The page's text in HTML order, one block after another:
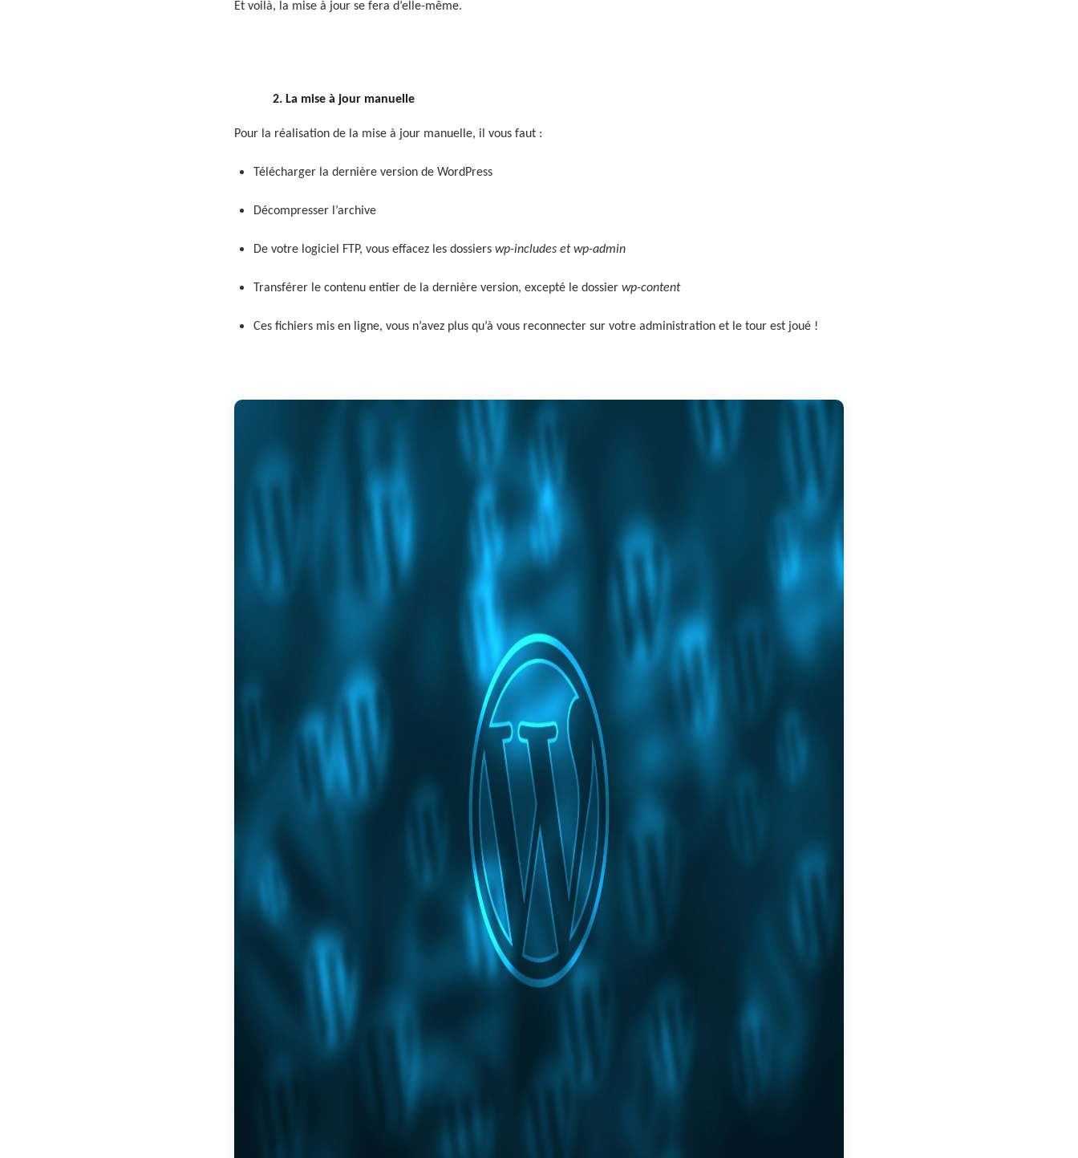
Et voilà, la mise à jour se fera d’elle-même.
2. La mise à jour manuelle
Pour la réalisation de la mise à jour manuelle, il vous faut :
Télécharger la dernière version de WordPress
Décompresser l’archive
De votre logiciel FTP, vous effacez les dossiers wp-includes et wp-admin
Transférer le contenu entier de la dernière version, excepté le dossier wp-content
Ces fichiers mis en ligne, vous n’avez plus qu’à vous reconnecter sur votre administration et le tour est joué !